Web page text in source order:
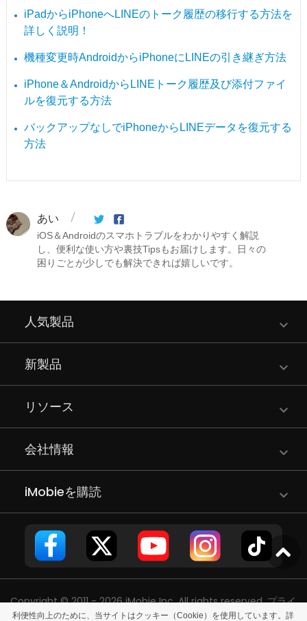
iPadからiPhoneへLINEのトーク履歴の移行する方法を
詳しく説明！
機種変更時AndroidからiPhoneにLINEの引き継ぎ方法
iPhone＆AndroidからLINEトーク履歴及び添付ファイ
ルを復元する方法
バックアップなしでiPhoneからLINEデータを復元する
方法
あい
iOS＆Androidのスマホトラブルをわかりやすく解説
し、便利な使い方や裏技Tipsもお届けします。日々の
困りごとが少しでも解決できれば嬉しいです。
人気製品
新製品
リソース
会社情報
iMobieを購読
Copyright © 2011 - 2026 iMobie Inc. All rights reserved.プライ
バシーポリシー|使用許諾契約| 利用規約 |サイトマップ
利便性向上のために、当サイトはクッキー（Cookie）を使用しています。詳